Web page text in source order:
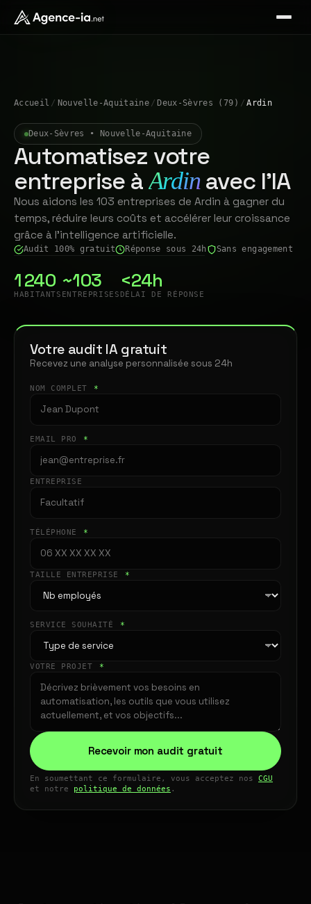
Accueil / Nouvelle-Aquitaine / Deux-Sèvres (79) / Ardin
Deux-Sèvres • Nouvelle-Aquitaine
Automatisez votre
entreprise à Ardinavec l'IA
Nous aidons les 103 entreprises de Ardin à gagner du
temps, réduire leurs coûts et accélérer leur croissance
grâce à l'intelligence artificielle.
Audit 100% gratuit Réponse sous 24h Sans engagement
1 240
HABITANTS
~103
ENTREPRISES
<24h
DÉLAI DE RÉPONSE
Votre audit IA gratuit
Recevez une analyse personnalisée sous 24h
NOM COMPLET *
EMAIL PRO *
ENTREPRISE
TÉLÉPHONE *
TAILLE ENTREPRISE *
SERVICE SOUHAITÉ *
VOTRE PROJET *
Recevoir mon audit gratuit
En soumettant ce formulaire, vous acceptez nos CGU
et notre politique de données .